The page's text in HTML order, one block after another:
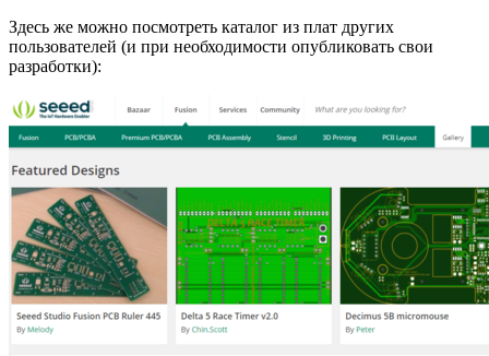
Здесь же можно посмотреть каталог из плат других
пользователей (и при необходимости опубликовать свои
разработки):